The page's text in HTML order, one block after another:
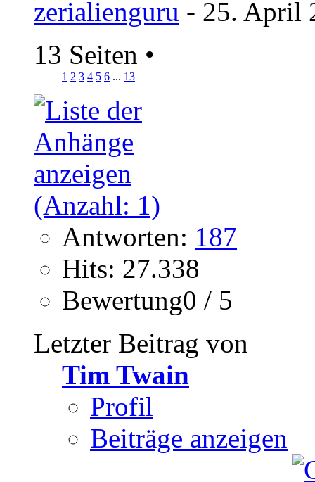
zerialienguru - 25. April
13 Seiten •
1 2 3 4 5 6 ... 13
Antworten: 187
Hits: 27.338
Bewertung0 / 5
Letzter Beitrag von
Tim Twain
Profil
Beiträge anzeigen